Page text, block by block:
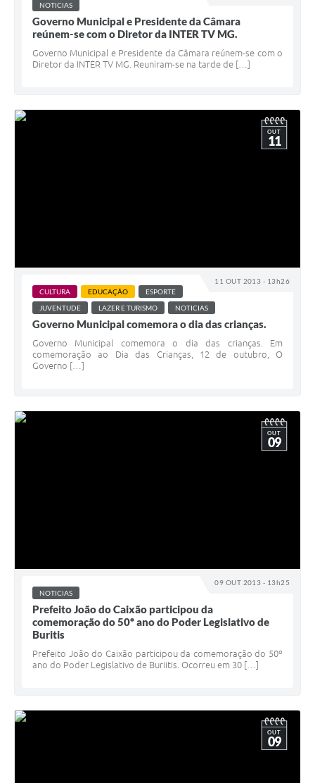
NOTICIAS
Governo Municipal e Presidente da Câmara
reúnem-se com o Diretor da INTER TV MG.
Governo Municipal e Presidente da Câmara reúnem-se com o
Diretor da INTER TV MG. Reuniram-se na tarde de […]
11 OUT 2013 - 13h26
OUT
11
CULTURA EDUCAÇÃO
ESPORTE
JUVENTUDE
LAZER E TURISMO NOTICIAS
Governo Municipal comemora o dia das crianças.
Governo Municipal comemora o dia das crianças. Em
comemoração ao Dia das Crianças, 12 de outubro, O
Governo […]
09 OUT 2013 - 13h25
OUT
09
NOTICIAS
Prefeito João do Caixão participou da
comemoração do 50º ano do Poder Legislativo de
Buritis
Prefeito João do Caixão participou da comemoração do 50º
ano do Poder Legislativo de Buriitis. Ocorreu em 30 […]
OUT
09